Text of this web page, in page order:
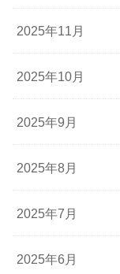
2025年11月
2025年10月
2025年9月
2025年8月
2025年7月
2025年6月